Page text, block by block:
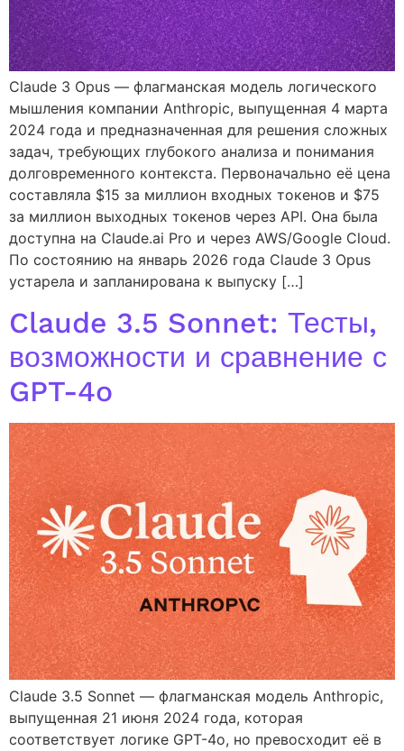
Claude 3 Opus — флагманская модель логического
мышления компании Anthropic, выпущенная 4 марта
2024 года и предназначенная для решения сложных
задач, требующих глубокого анализа и понимания
долговременного контекста. Первоначально её цена
составляла $15 за миллион входных токенов и $75
за миллион выходных токенов через API. Она была
доступна на Claude.ai Pro и через AWS/Google Cloud.
По состоянию на январь 2026 года Claude 3 Opus
устарела и запланирована к выпуску […]
Claude 3.5 Sonnet: Тесты,
возможности и сравнение с
GPT-4o
Claude 3.5 Sonnet — флагманская модель Anthropic,
выпущенная 21 июня 2024 года, которая
соответствует логике GPT-4o, но превосходит её в